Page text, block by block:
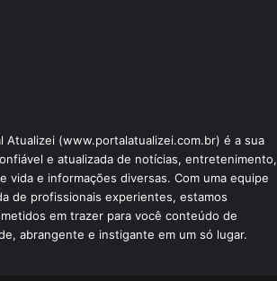
Atualizei (www.portalatualizei.com.br) é a sua
e atualizada de notícias, entretenimento,
vida e informações diversas. Com uma equipe
de profissionais experientes, estamos
em trazer para você conteúdo de
abrangente e instigante em um só lugar.